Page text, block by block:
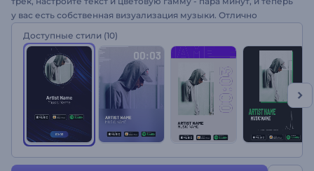
у вас есть собственная визуализация музыки. Отлично
для сайтов, стриминговых платформ и многого другого.
Хорошая возможность презентовать свой альбом стильно и
ярко - попробуйте создать свое промо!
Доступные стили (10)